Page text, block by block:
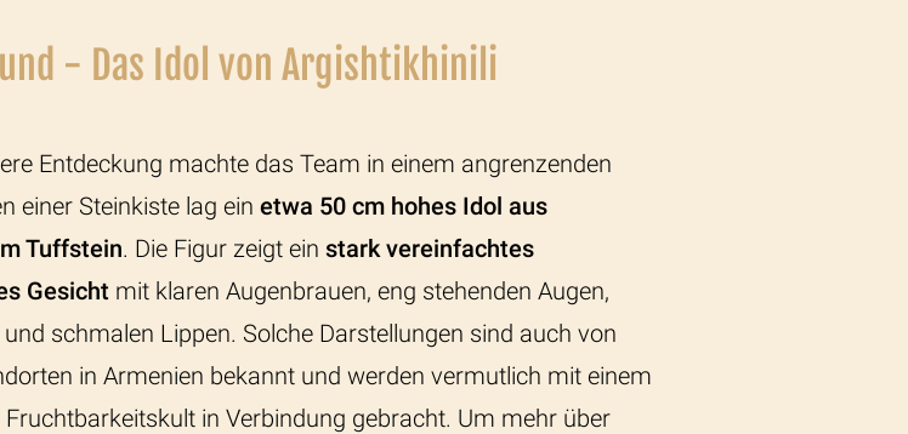
- Das Idol von Argishtikhinili
Entdeckung machte das Team in einem angrenzenden
einer Steinkiste lag einetwa 50 cm hohes Idol aus
Tuffstein. Die Figur zeigt einstark vereinfachtes
Gesicht mit klaren Augenbrauen, eng stehenden Augen,
schmalen Lippen. Solche Darstellungen sind auch von
in Armenien bekannt und werden vermutlich mit einem
Fruchtbarkeitskult in Verbindung gebracht. Um mehr über